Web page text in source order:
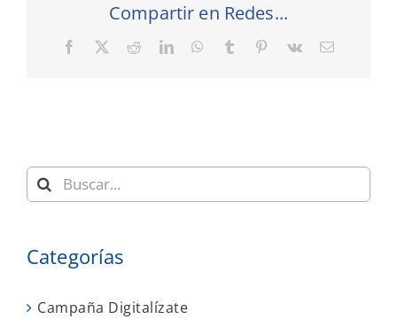
Compartir en Redes...
Facebook RedditLinkedInWhatsApp
Tumblr Pinterest
Vk
Correo
Buscar:
Categorías
Campaña Digitalízate